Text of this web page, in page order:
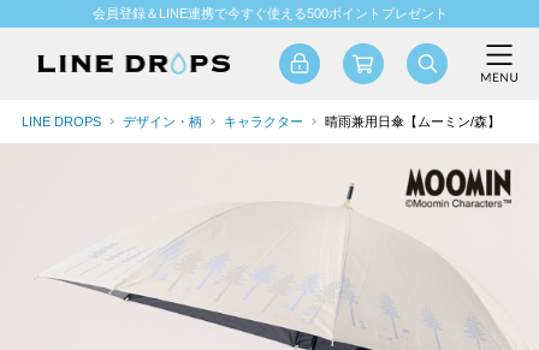
会員登録＆LINE連携で今すぐ使える500ポイントプレゼント
LINE DROPS デザイン・柄 キャラクター 晴雨兼用日傘【ムーミン/森】